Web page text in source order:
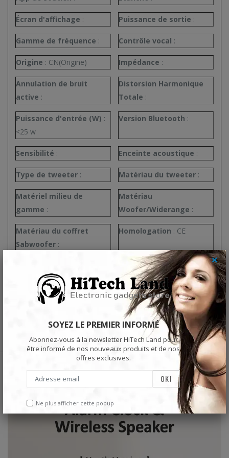
SOYEZ LE PREMIER INFORMÉ
Abonnez-vous à la newsletter HiTech Land pour
être informé de nos nouveaux produits et de nos
offres exclusives.
Ne plus afficher cette popup
×
Écran d'affichage : Puissance de sortie :
Gamme de fréquence : Contrôle vocal :
Origine : CN(Origine) Impédance :
Annulation de bruit
active :
Distorsion Harmonique
Totale :
Puissance d'entrée (W) :
<25 w
Version Bluetooth :
Sensibilité : Enceinte acoustique :
Type de tweeter : Matériau du tweeter :
Matériel milieu de
gamme :
Matériau
Woofer/Widerange :
Matériau du coffret
Sabwoofer :
Homologation : CE
1. C'est un réveil et un haut-parleur.
2. Trois modes de musique : lecture Bluetooth/lecture de carte
TF/lecture AUX.
3.Microphone haute définition intégré, prend en charge les